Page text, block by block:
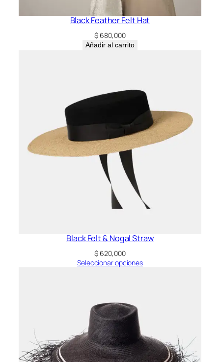
Black Feather Felt Hat
$ 680,000
Añadir al carrito
Black Felt & Nogal Straw
$ 620,000
Seleccionar opciones